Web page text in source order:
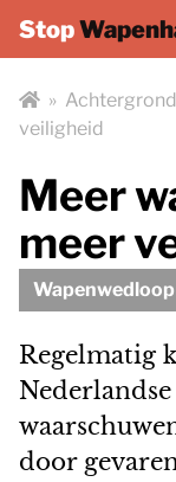
Stop
» Achtergrond
veiligheid
Meer
meer
Wapenwedloop
Regelmatig
door